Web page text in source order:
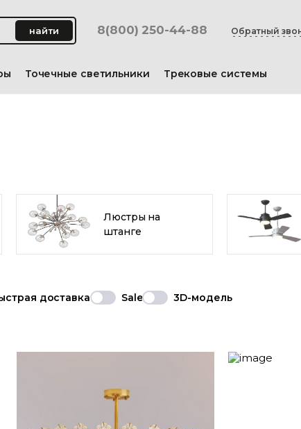
найти 8(800) 250-44-88 Обратный
Точечные светильники Трековые системы
Люстры на
штанге
доставка Sale 3D-модель